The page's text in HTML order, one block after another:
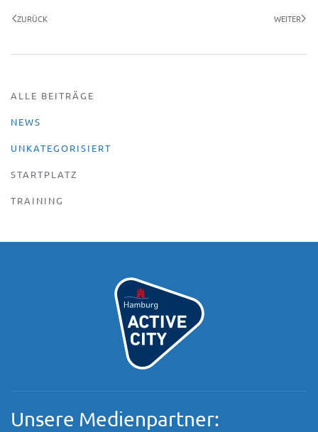
ZURÜCK WEITER
ALLE BEITRÄGE
NEWS
UNKATEGORISIERT
STARTPLATZ
TRAINING
Unsere Medienpartner: